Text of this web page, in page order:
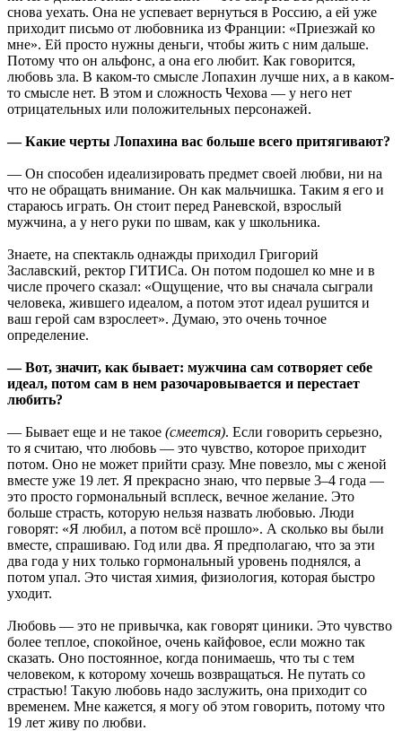
снова уехать. Она не успевает вернуться в Россию, а ей уже
приходит письмо от любовника из Франции: «Приезжай ко
мне». Ей просто нужны деньги, чтобы жить с ним дальше.
Потому что он альфонс, а она его любит. Как говорится,
любовь зла. В каком-то смысле Лопахин лучше них, а в каком-
то смысле нет. В этом и сложность Чехова — у него нет
отрицательных или положительных персонажей.
— Какие черты Лопахина вас больше всего притягивают?
— Он способен идеализировать предмет своей любви, ни на
что не обращать внимание. Он как мальчишка. Таким я его и
стараюсь играть. Он стоит перед Раневской, взрослый
мужчина, а у него руки по швам, как у школьника.
Знаете, на спектакль однажды приходил Григорий
Заславский, ректор ГИТИСа. Он потом подошел ко мне и в
числе прочего сказал: «Ощущение, что вы сначала сыграли
человека, жившего идеалом, а потом этот идеал рушится и
ваш герой сам взрослеет». Думаю, это очень точное
определение.
— Вот, значит, как бывает: мужчина сам сотворяет себе
идеал, потом сам в нем разочаровывается и перестает
любить?
— Бывает еще и не такое (смеется). Если говорить серьезно,
то я считаю, что любовь — это чувство, которое приходит
потом. Оно не может прийти сразу. Мне повезло, мы с женой
вместе уже 19 лет. Я прекрасно знаю, что первые 3–4 года —
это просто гормональный всплеск, вечное желание. Это
больше страсть, которую нельзя назвать любовью. Люди
говорят: «Я любил, а потом всё прошло». А сколько вы были
вместе, спрашиваю. Год или два. Я предполагаю, что за эти
два года у них только гормональный уровень поднялся, а
потом упал. Это чистая химия, физиология, которая быстро
уходит.
Любовь — это не привычка, как говорят циники. Это чувство
более теплое, спокойное, очень кайфовое, если можно так
сказать. Оно постоянное, когда понимаешь, что ты с тем
человеком, к которому хочешь возвращаться. Не путать со
страстью! Такую любовь надо заслужить, она приходит со
временем. Мне кажется, я могу об этом говорить, потому что
19 лет живу по любви.